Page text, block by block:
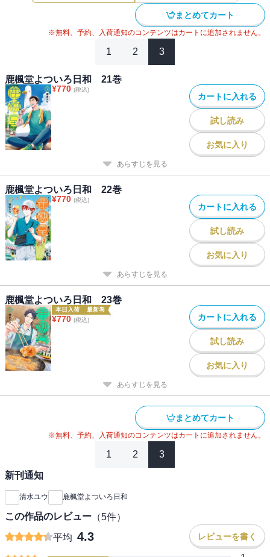
まとめてカート
※無料、予約、入荷通知のコンテンツはカートに追加されません。
1 2 3
鹿楓堂よついろ日和 21巻
¥770 (税込)
カートに入れる
試し読み
お気に入り
あらすじを見る
鹿楓堂よついろ日和 22巻
¥770 (税込)
カートに入れる
試し読み
お気に入り
あらすじを見る
鹿楓堂よついろ日和 23巻
本日入荷 最新巻
¥770 (税込) カートに入れる
試し読み
お気に入り
あらすじを見る
まとめてカート
※無料、予約、入荷通知のコンテンツはカートに追加されません。
1 2 3
新刊通知
清水ユウ 鹿楓堂よついろ日和
この作品のレビュー （5件）
平均 4.3 レビューを書く